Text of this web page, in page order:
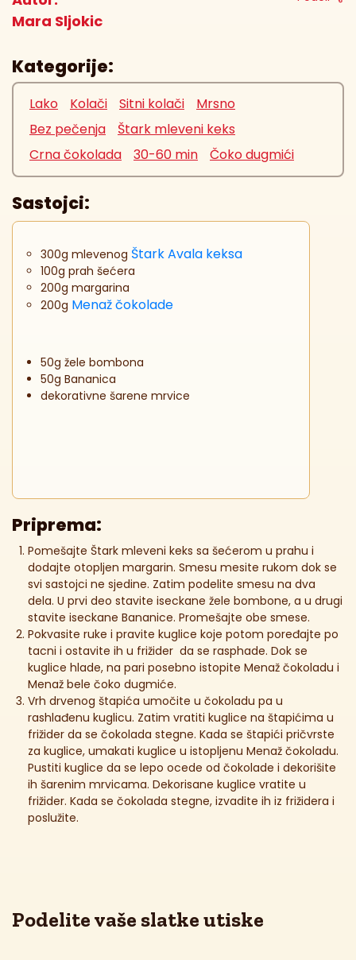
Mara Sljokic
Kategorije:
Lako Kolači Sitni kolači
Mrsno
Bez pečenja
Štark mleveni keks
Crna čokolada
30-60 min Čoko dugmići
Sastojci:
300g mlevenog Štark Avala keksa
100g prah šećera
200g margarina
200g Menaž čokolade
50g žele bombona
50g Bananica
dekorativne šarene mrvice
Priprema:
Pomešajte Štark mleveni keks sa šećerom u prahu i
dodajte otopljen margarin. Smesu mesite rukom dok se
svi sastojci ne sjedine. Zatim podelite smesu na dva
dela. U prvi deo stavite iseckane žele bombone, a u drugi
stavite iseckane Bananice. Promešajte obe smese.
Pokvasite ruke i pravite kuglice koje potom poređajte po
tacni i ostavite ih u frižider da se rasphade. Dok se
kuglice hlade, na pari posebno istopite Menaž čokoladu i
Menaž bele čoko dugmiće.
Vrh drvenog štapića umočite u čokoladu pa u
rashlađenu kuglicu. Zatim vratiti kuglice na štapićima u
frižider da se čokolada stegne. Kada se štapići pričvrste
za kuglice, umakati kuglice u istopljenu Menaž čokoladu.
Pustiti kuglice da se lepo ocede od čokolade i dekorišite
ih šarenim mrvicama. Dekorisane kuglice vratite u
frižider. Kada se čokolada stegne, izvadite ih iz frižidera i
poslužite.
Podelite vaše slatke utiske